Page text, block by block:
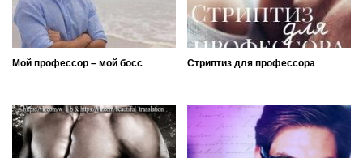
Мой профессор – мой босс Стриптиз для профессора